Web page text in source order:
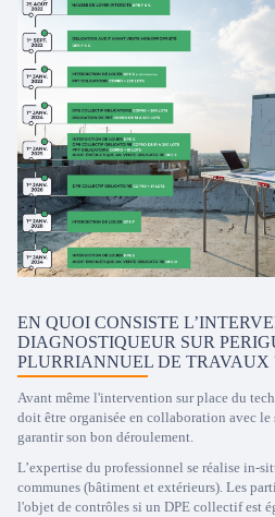
EN QUOI CONSISTE
DIAGNOSTIQUEUR SUR
PLURRIANNUEL DE TRAVAUX
Avant même l'intervention sur place du
doit être organisée en collaboration avec
garantir son bon déroulement.
L’expertise du professionnel se réalise in-
communes (bâtiment et extérieurs). Les
l'objet de contrôles si un DPE collectif est